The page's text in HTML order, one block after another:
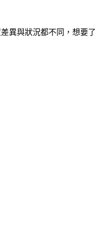
異與狀況都不同，想要了